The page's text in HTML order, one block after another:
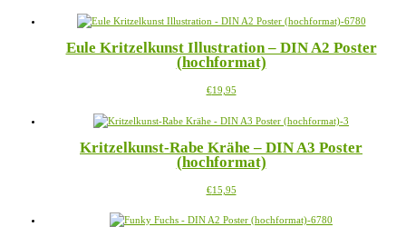
auf
Produktseite
gewählt
weist
Varianten
auf.
Optionen
auf
Produktseite
gewählt
Eule Kritzelkunst Illustration – DIN A2 Poster
(hochformat)
€19,95Dieses
weist
Varianten
auf.
Optionen
auf
Kritzelkunst-Rabe Krähe – DIN A3 Poster
(hochformat)
€15,95Dieses
weist